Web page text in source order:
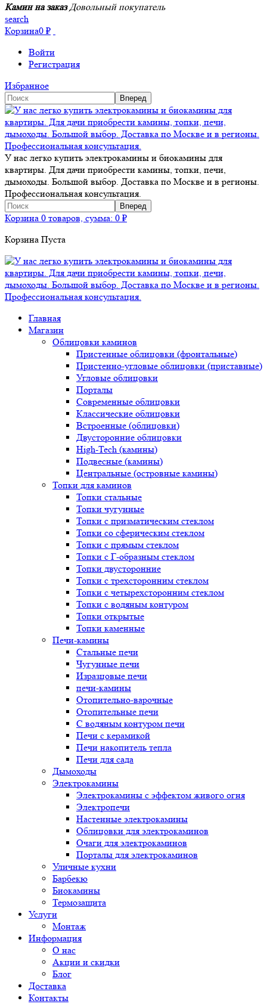
Камин на заказ Довольный покупатель
search
Корзина0 ₽
Войти
Регистрация
Избранное
У нас легко купить электрокамины и биокамины для
квартиры. Для дачи приобрести камины, топки, печи,
дымоходы. Большой выбор. Доставка по Москве и в регионы.
Профессиональная консультация.
Корзина 0 товаров, сумма: 0 ₽
Корзина Пуста
Главная
Магазин
Облицовки каминов
Пристенные облицовки (фронтальные)
Пристенно-угловые облицовки (приставные)
Угловые облицовки
Порталы
Современные облицовки
Классические облицовки
Встроенные (облицовки)
Двусторонние облицовки
High-Tech (камины)
Подвесные (камины)
Центральные (островные камины)
Топки для каминов
Топки стальные
Топки чугунные
Топки с призматическим стеклом
Топки со сферическим стеклом
Топки с прямым стеклом
Топки с Г-образным стеклом
Топки двусторонние
Топки с трехсторонним стеклом
Топки с четырехсторонним стеклом
Топки с водяным контуром
Топки открытые
Топки каменные
Печи-камины
Стальные печи
Чугунные печи
Изразцовые печи
печи-камины
Отопительно-варочные
Отопительные печи
С водяным контуром печи
Печи с керамикой
Печи накопитель тепла
Печи для сада
Дымоходы
Электрокамины
Электрокамины с эффектом живого огня
Электропечи
Настенные электрокамины
Облицовки для электрокаминов
Очаги для электрокаминов
Порталы для электрокаминов
Уличные кухни
Барбекю
Биокамины
Термозащита
Услуги
Монтаж
Информация
О нас
Акции и скидки
Блог
Доставка
Контакты